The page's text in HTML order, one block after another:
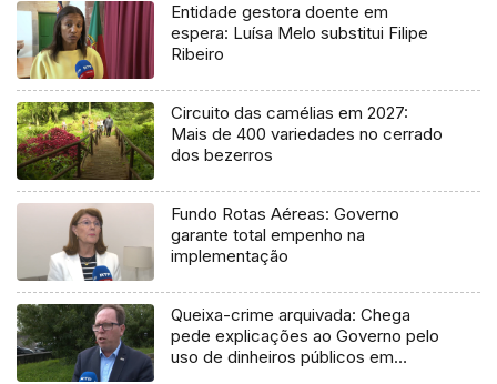
Entidade gestora doente em
espera: Luísa Melo substitui Filipe
Ribeiro
Circuito das camélias em 2027:
Mais de 400 variedades no cerrado
dos bezerros
Fundo Rotas Aéreas: Governo
garante total empenho na
implementação
Queixa-crime arquivada: Chega
pede explicações ao Governo pelo
uso de dinheiros públicos em